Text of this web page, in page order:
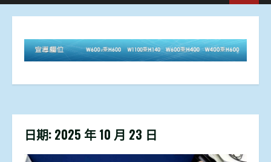
日期: 2025 年 10 月 23 日